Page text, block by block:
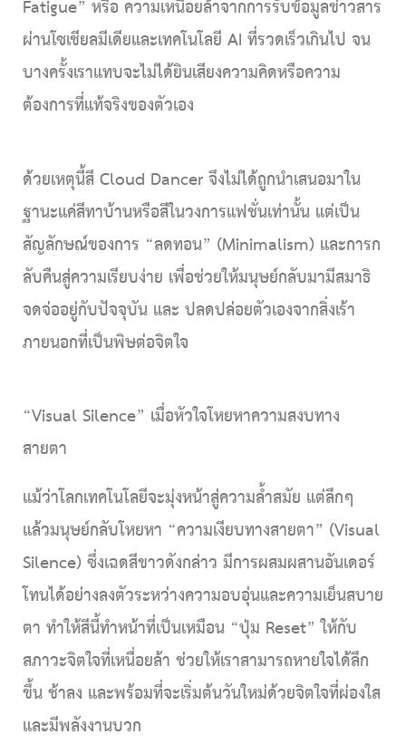
Fatigue” หรือ ความเหนื่อยล้าจากการรับข้อมูลข่าวสาร
ผ่านโซเชียลมีเดียและเทคโนโลยี AI ที่รวดเร็วเกินไป จน
บางครั้งเราแทบจะไม่ได้ยินเสียงความคิดหรือความ
ต้องการที่แท้จริงของตัวเอง
ด้วยเหตุนี้สีCloud Dancerจึงไม่ได้ถูกนำเสนอมาใน
ฐานะแค่สีทาบ้านหรือสีในวงการแฟชั่นเท่านั้น แต่เป็น
สัญลักษณ์ของการ “ลดทอน” (Minimalism) และการก
ลับคืนสู่ความเรียบง่าย เพื่อช่วยให้มนุษย์กลับมามีสมาธิ
จดจ่ออยู่กับปัจจุบัน และ ปลดปล่อยตัวเองจากสิ่งเร้า
ภายนอกที่เป็นพิษต่อจิตใจ
“Visual Silence” เมื่อหัวใจโหยหาความสงบทาง
สายตา
แม้ว่าโลกเทคโนโลยีจะมุ่งหน้าสู่ความล้ำสมัย แต่ลึกๆ
แล้วมนุษย์กลับโหยหา “ความเงียบทางสายตา” (Visual
Silence) ซึ่งเฉดสีขาวดังกล่าว มีการผสมผสานอันเดอร์
โทนได้อย่างลงตัวระหว่างความอบอุ่นและความเย็นสบาย
ตา ทำให้สีนี้ทำหน้าที่เป็นเหมือน “ปุ่ม Reset” ให้กับ
สภาวะจิตใจที่เหนื่อยล้า ช่วยให้เราสามารถหายใจได้ลึก
ขึ้น ช้าลง และพร้อมที่จะเริ่มต้นวันใหม่ด้วยจิตใจที่ผ่องใส
และมีพลังงานบวก